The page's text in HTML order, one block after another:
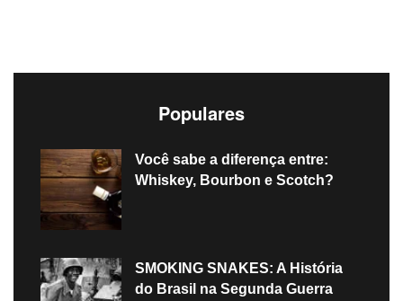
Populares
Você sabe a diferença entre:
Whiskey, Bourbon e Scotch?
SMOKING SNAKES: A História
do Brasil na Segunda Guerra